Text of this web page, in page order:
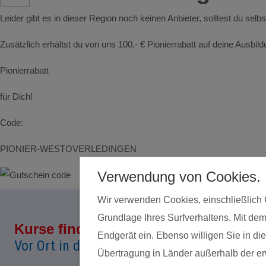
Leider gibt es in dieser Region noch keinen Anbieter, solltest du
Zusätzlich erhältst du von uns 100,- € Pionierrabatt auf deine
Pionierrabatt
für Dich!
Code:
PIONIER-WESTOVERLEDINGEN
Kurse finden
Vor Ort in deiner Nähe!
Verwendung von Cookies.
Wir verwenden Cookies, einschließlich
Grundlage Ihres Surfverhaltens. Mit
Endgerät ein. Ebenso willigen Sie in
Übertragung in Länder außerhalb der